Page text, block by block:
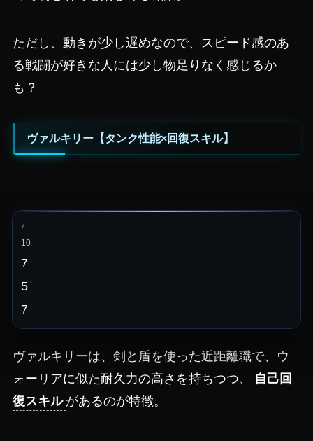
ただし、動きが少し遅めなので、スピード感のあ
る戦闘が好きな人には少し物足りなく感じるか
も？
ヴァルキリー【タンク性能×回復スキル】
7
10
7
5
7
ヴァルキリーは、剣と盾を使った近距離職で、ウ
ォーリアに似た耐久力の高さを持ちつつ、
自己回
復スキル があるのが特徴。